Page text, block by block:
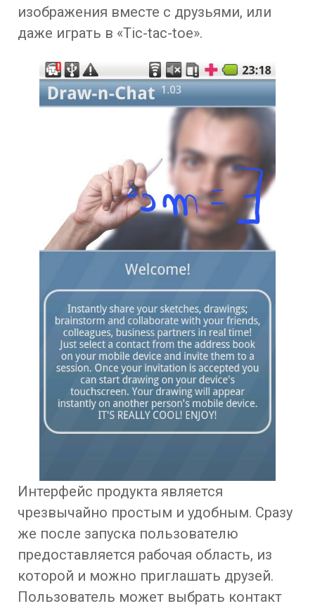
изображения вместе с друзьями, или
даже играть в «Tic-tac-toe».
Интерфейс продукта является
чрезвычайно простым и удобным. Сразу
же после запуска пользователю
предоставляется рабочая область, из
которой и можно приглашать друзей.
Пользователь может выбрать контакт